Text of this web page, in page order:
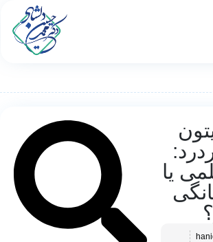
یا